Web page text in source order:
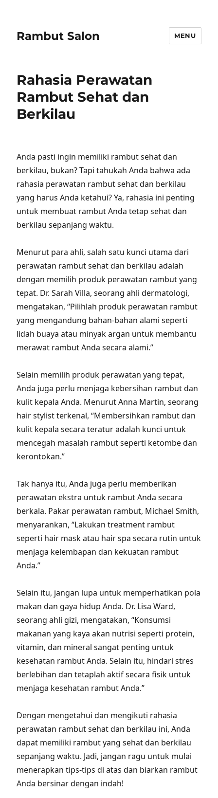
Rambut Salon MENU
Rahasia Perawatan
Rambut Sehat dan
Berkilau
Anda pasti ingin memiliki rambut sehat dan
berkilau, bukan? Tapi tahukah Anda bahwa ada
rahasia perawatan rambut sehat dan berkilau
yang harus Anda ketahui? Ya, rahasia ini penting
untuk membuat rambut Anda tetap sehat dan
berkilau sepanjang waktu.
Menurut para ahli, salah satu kunci utama dari
perawatan rambut sehat dan berkilau adalah
dengan memilih produk perawatan rambut yang
tepat. Dr. Sarah Villa, seorang ahli dermatologi,
mengatakan, “Pilihlah produk perawatan rambut
yang mengandung bahan-bahan alami seperti
lidah buaya atau minyak argan untuk membantu
merawat rambut Anda secara alami.”
Selain memilih produk perawatan yang tepat,
Anda juga perlu menjaga kebersihan rambut dan
kulit kepala Anda. Menurut Anna Martin, seorang
hair stylist terkenal, “Membersihkan rambut dan
kulit kepala secara teratur adalah kunci untuk
mencegah masalah rambut seperti ketombe dan
kerontokan.”
Tak hanya itu, Anda juga perlu memberikan
perawatan ekstra untuk rambut Anda secara
berkala. Pakar perawatan rambut, Michael Smith,
menyarankan, “Lakukan treatment rambut
seperti hair mask atau hair spa secara rutin untuk
menjaga kelembapan dan kekuatan rambut
Anda.”
Selain itu, jangan lupa untuk memperhatikan pola
makan dan gaya hidup Anda. Dr. Lisa Ward,
seorang ahli gizi, mengatakan, “Konsumsi
makanan yang kaya akan nutrisi seperti protein,
vitamin, dan mineral sangat penting untuk
kesehatan rambut Anda. Selain itu, hindari stres
berlebihan dan tetaplah aktif secara fisik untuk
menjaga kesehatan rambut Anda.”
Dengan mengetahui dan mengikuti rahasia
perawatan rambut sehat dan berkilau ini, Anda
dapat memiliki rambut yang sehat dan berkilau
sepanjang waktu. Jadi, jangan ragu untuk mulai
menerapkan tips-tips di atas dan biarkan rambut
Anda bersinar dengan indah!